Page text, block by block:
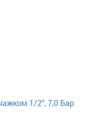
1/2", 7,0 Бар